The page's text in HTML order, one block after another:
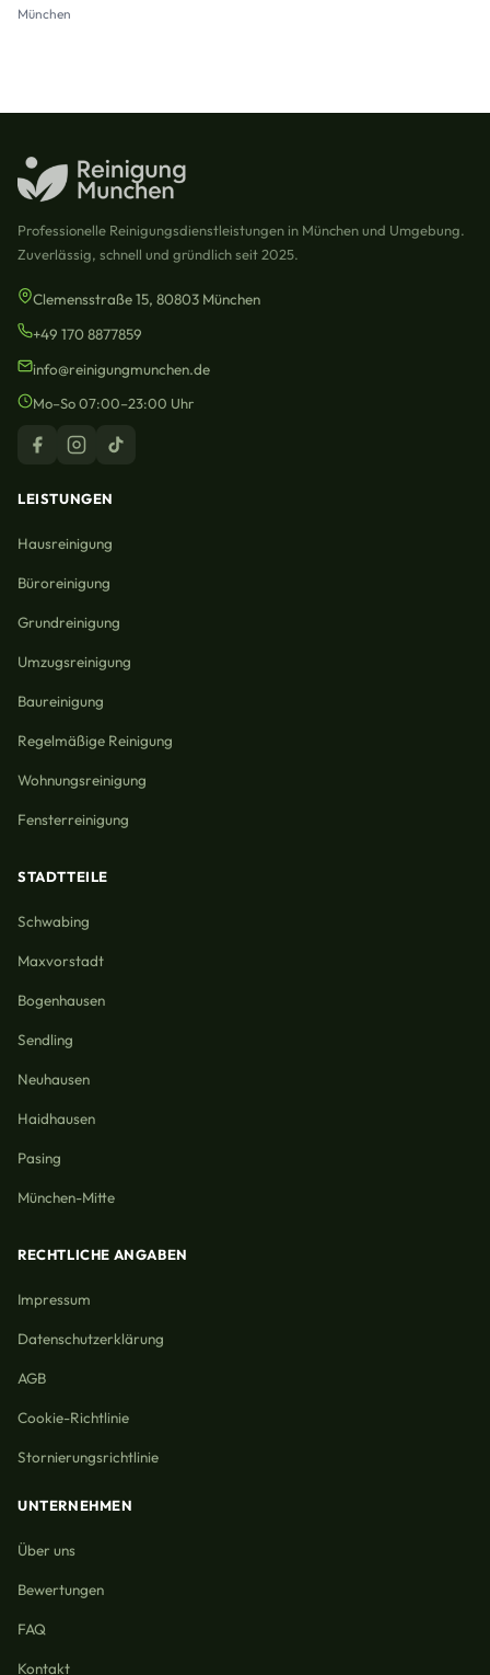
München
Professionelle Reinigungsdienstleistungen in München und Umgebung.
Zuverlässig, schnell und gründlich seit 2025.
Clemensstraße 15, 80803 München
+49 170 8877859
info@reinigungmunchen.de
Mo–So 07:00–23:00 Uhr
LEISTUNGEN
Hausreinigung
Büroreinigung
Grundreinigung
Umzugsreinigung
Baureinigung
Regelmäßige Reinigung
Wohnungsreinigung
Fensterreinigung
STADTTEILE
Schwabing
Maxvorstadt
Bogenhausen
Sendling
Neuhausen
Haidhausen
Pasing
München-Mitte
RECHTLICHE ANGABEN
Impressum
Datenschutzerklärung
AGB
Cookie-Richtlinie
Stornierungsrichtlinie
UNTERNEHMEN
Über uns
Bewertungen
FAQ
Kontakt